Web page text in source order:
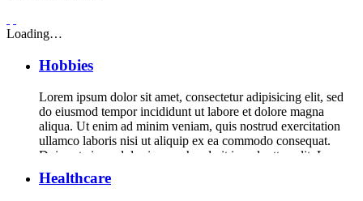
Loading…
Hobbies
Lorem ipsum dolor sit amet, consectetur adipisicing elit, sed
do eiusmod tempor incididunt ut labore et dolore magna
aliqua. Ut enim ad minim veniam, quis nostrud exercitation
ullamco laboris nisi ut aliquip ex ea commodo consequat.
Duis aute irure dolor in reprehenderit in voluptte velit. Lorem
ipsum dolor sit amet, consectetur adipisicing elit, sed do […]
Healthcare